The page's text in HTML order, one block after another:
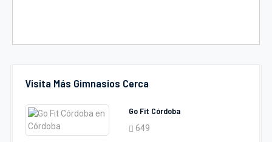
Visita Más Gimnasios Cerca
Go Fit Córdoba
649